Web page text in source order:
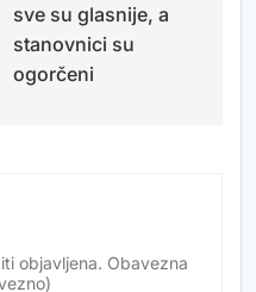
sve su glasnije, a
stanovnici su
ogorčeni
objavljena. Obavezna